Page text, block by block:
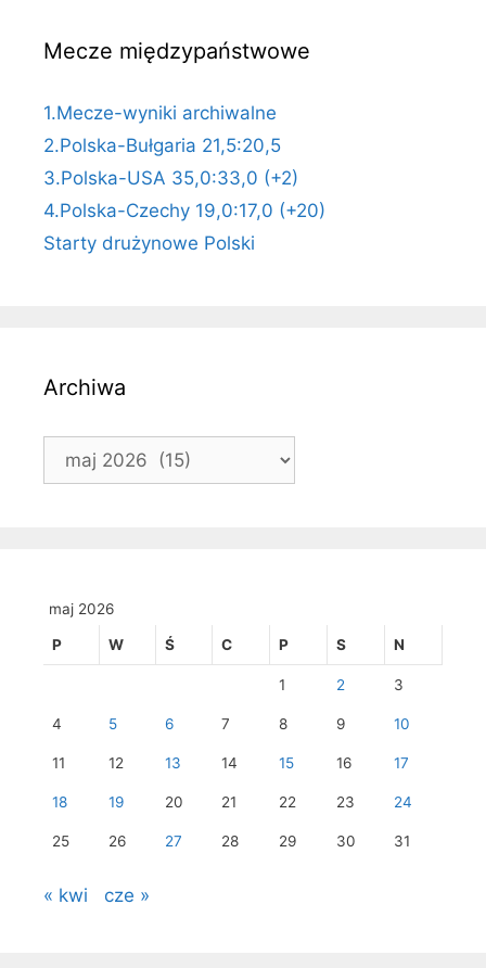
Mecze międzypaństwowe
1.Mecze-wyniki archiwalne
2.Polska-Bułgaria 21,5:20,5
3.Polska-USA 35,0:33,0 (+2)
4.Polska-Czechy 19,0:17,0 (+20)
Starty drużynowe Polski
Archiwa
Archiwa
maj 2026
P W Ś C P S N
1 2 3
4 5 6 7 8 9 10
11 12 13 14 15 16 17
18 19 20 21 22 23 24
25 26 27 28 29 30 31
« kwi cze »